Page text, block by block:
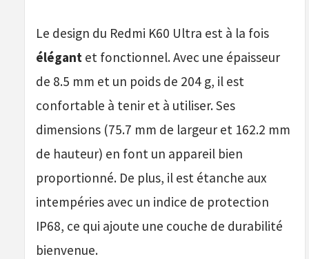
Le design du Redmi K60 Ultra est à la fois
élégant et fonctionnel. Avec une épaisseur
de 8.5 mm et un poids de 204 g, il est
confortable à tenir et à utiliser. Ses
dimensions (75.7 mm de largeur et 162.2 mm
de hauteur) en font un appareil bien
proportionné. De plus, il est étanche aux
intempéries avec un indice de protection
IP68, ce qui ajoute une couche de durabilité
bienvenue.